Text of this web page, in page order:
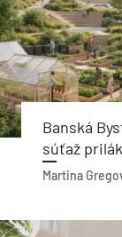
Banská
súťaž
Martina